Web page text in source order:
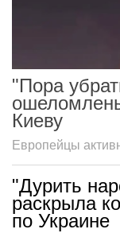
"Пора
Киеву
Европейцы
"Дурить
раскрыла
по Украине